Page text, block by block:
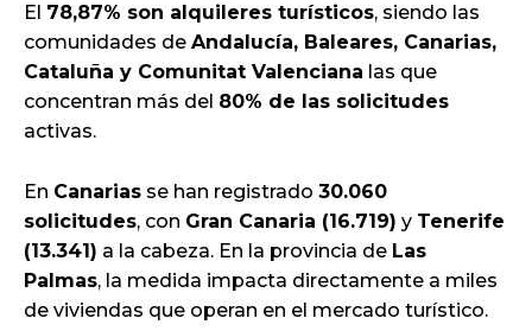
El 78,87% son alquileres turísticos, siendo las
comunidades de Andalucía, Baleares, Canarias,
Cataluña y Comunitat Valenciana las que
concentran más del 80% de las solicitudes
activas.
En Canarias se han registrado 30.060
solicitudes, con Gran Canaria (16.719) y Tenerife
(13.341) a la cabeza. En la provincia de Las
Palmas, la medida impacta directamente a miles
de viviendas que operan en el mercado turístico.